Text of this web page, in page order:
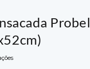
Probel